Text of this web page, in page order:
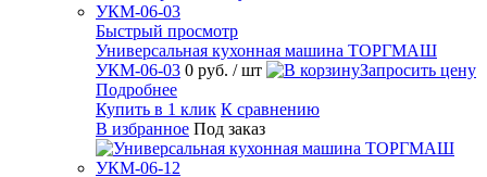
Быстрый просмотр
Универсальная кухонная машина ТОРГМАШ
УКМ-06-03 0 руб. / шт
Запросить цену
Подробнее
Купить в 1 клик К сравнению
В избранное Под заказ